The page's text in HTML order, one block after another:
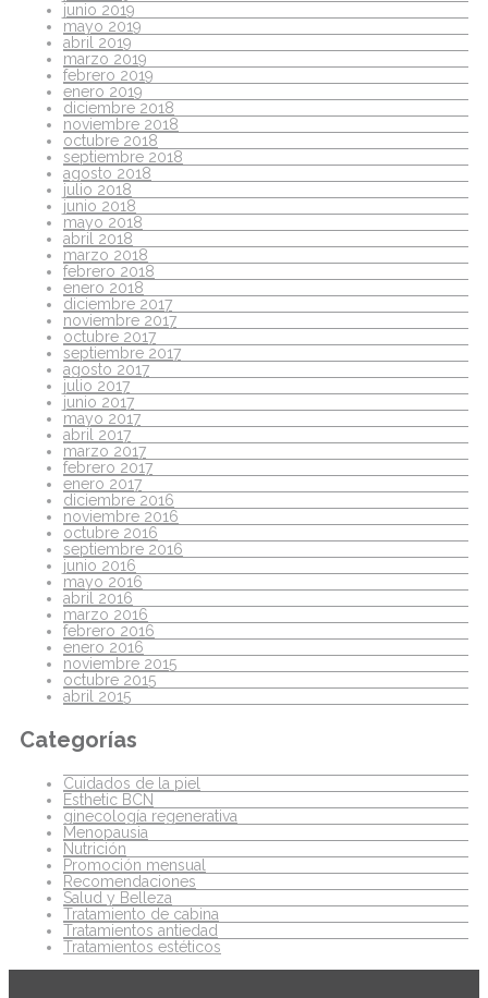
junio 2019
mayo 2019
abril 2019
marzo 2019
febrero 2019
enero 2019
diciembre 2018
noviembre 2018
octubre 2018
septiembre 2018
agosto 2018
julio 2018
junio 2018
mayo 2018
abril 2018
marzo 2018
febrero 2018
enero 2018
diciembre 2017
noviembre 2017
octubre 2017
septiembre 2017
agosto 2017
julio 2017
junio 2017
mayo 2017
abril 2017
marzo 2017
febrero 2017
enero 2017
diciembre 2016
noviembre 2016
octubre 2016
septiembre 2016
junio 2016
mayo 2016
abril 2016
marzo 2016
febrero 2016
enero 2016
noviembre 2015
octubre 2015
abril 2015
Categorías
Cuidados de la piel
Esthetic BCN
ginecología regenerativa
Menopausia
Nutrición
Promoción mensual
Recomendaciones
Salud y Belleza
Tratamiento de cabina
Tratamientos antiedad
Tratamientos estéticos